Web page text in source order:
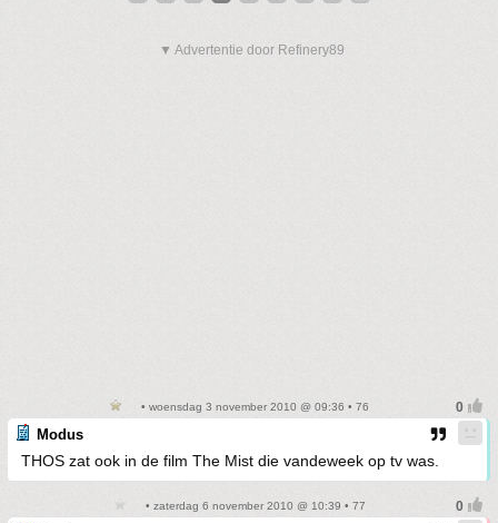
▼ Advertentie door Refinery89
• woensdag 3 november 2010 @ 09:36 • 76
Modus
THOS zat ook in de film The Mist die vandeweek op tv was.
• zaterdag 6 november 2010 @ 10:39 • 77